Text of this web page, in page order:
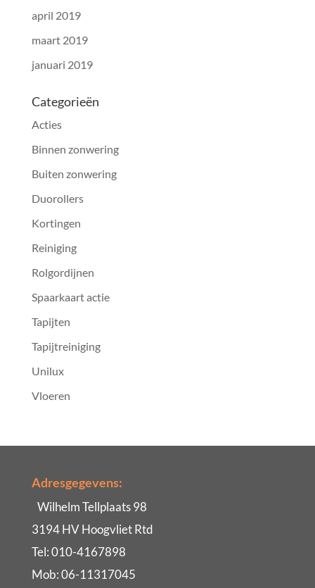
april 2019
maart 2019
januari 2019
Categorieën
Acties
Binnen zonwering
Buiten zonwering
Duorollers
Kortingen
Reiniging
Rolgordijnen
Spaarkaart actie
Tapijten
Tapijtreiniging
Unilux
Vloeren
Adresgegevens:
Wilhelm Tellplaats 98
3194 HV Hoogvliet Rtd
Tel: 010-4167898
Mob: 06-11317045